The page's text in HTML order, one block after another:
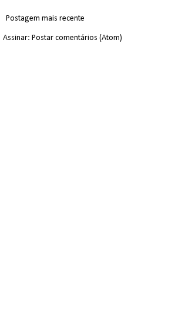
Postagem mais recente
Assinar: Postar comentários (Atom)